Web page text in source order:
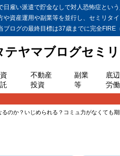
雇い派遣で貯金なしで対人恐怖症と
や資産運用や副業等を並行し、セミリ
ログの最終目標は37歳までに完全FIRE
テヤマブログセミ
不動産
投資
副業
等
底辺
労働
のか？いじめられる？コミュ力がなくても